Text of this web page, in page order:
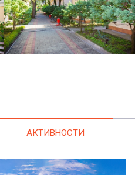
АКТИВНОСТИ